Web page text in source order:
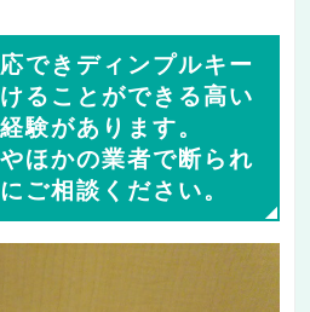
できディンプルキー
ることができる高い
験があります。
ほかの業者で断られ
ご相談ください。